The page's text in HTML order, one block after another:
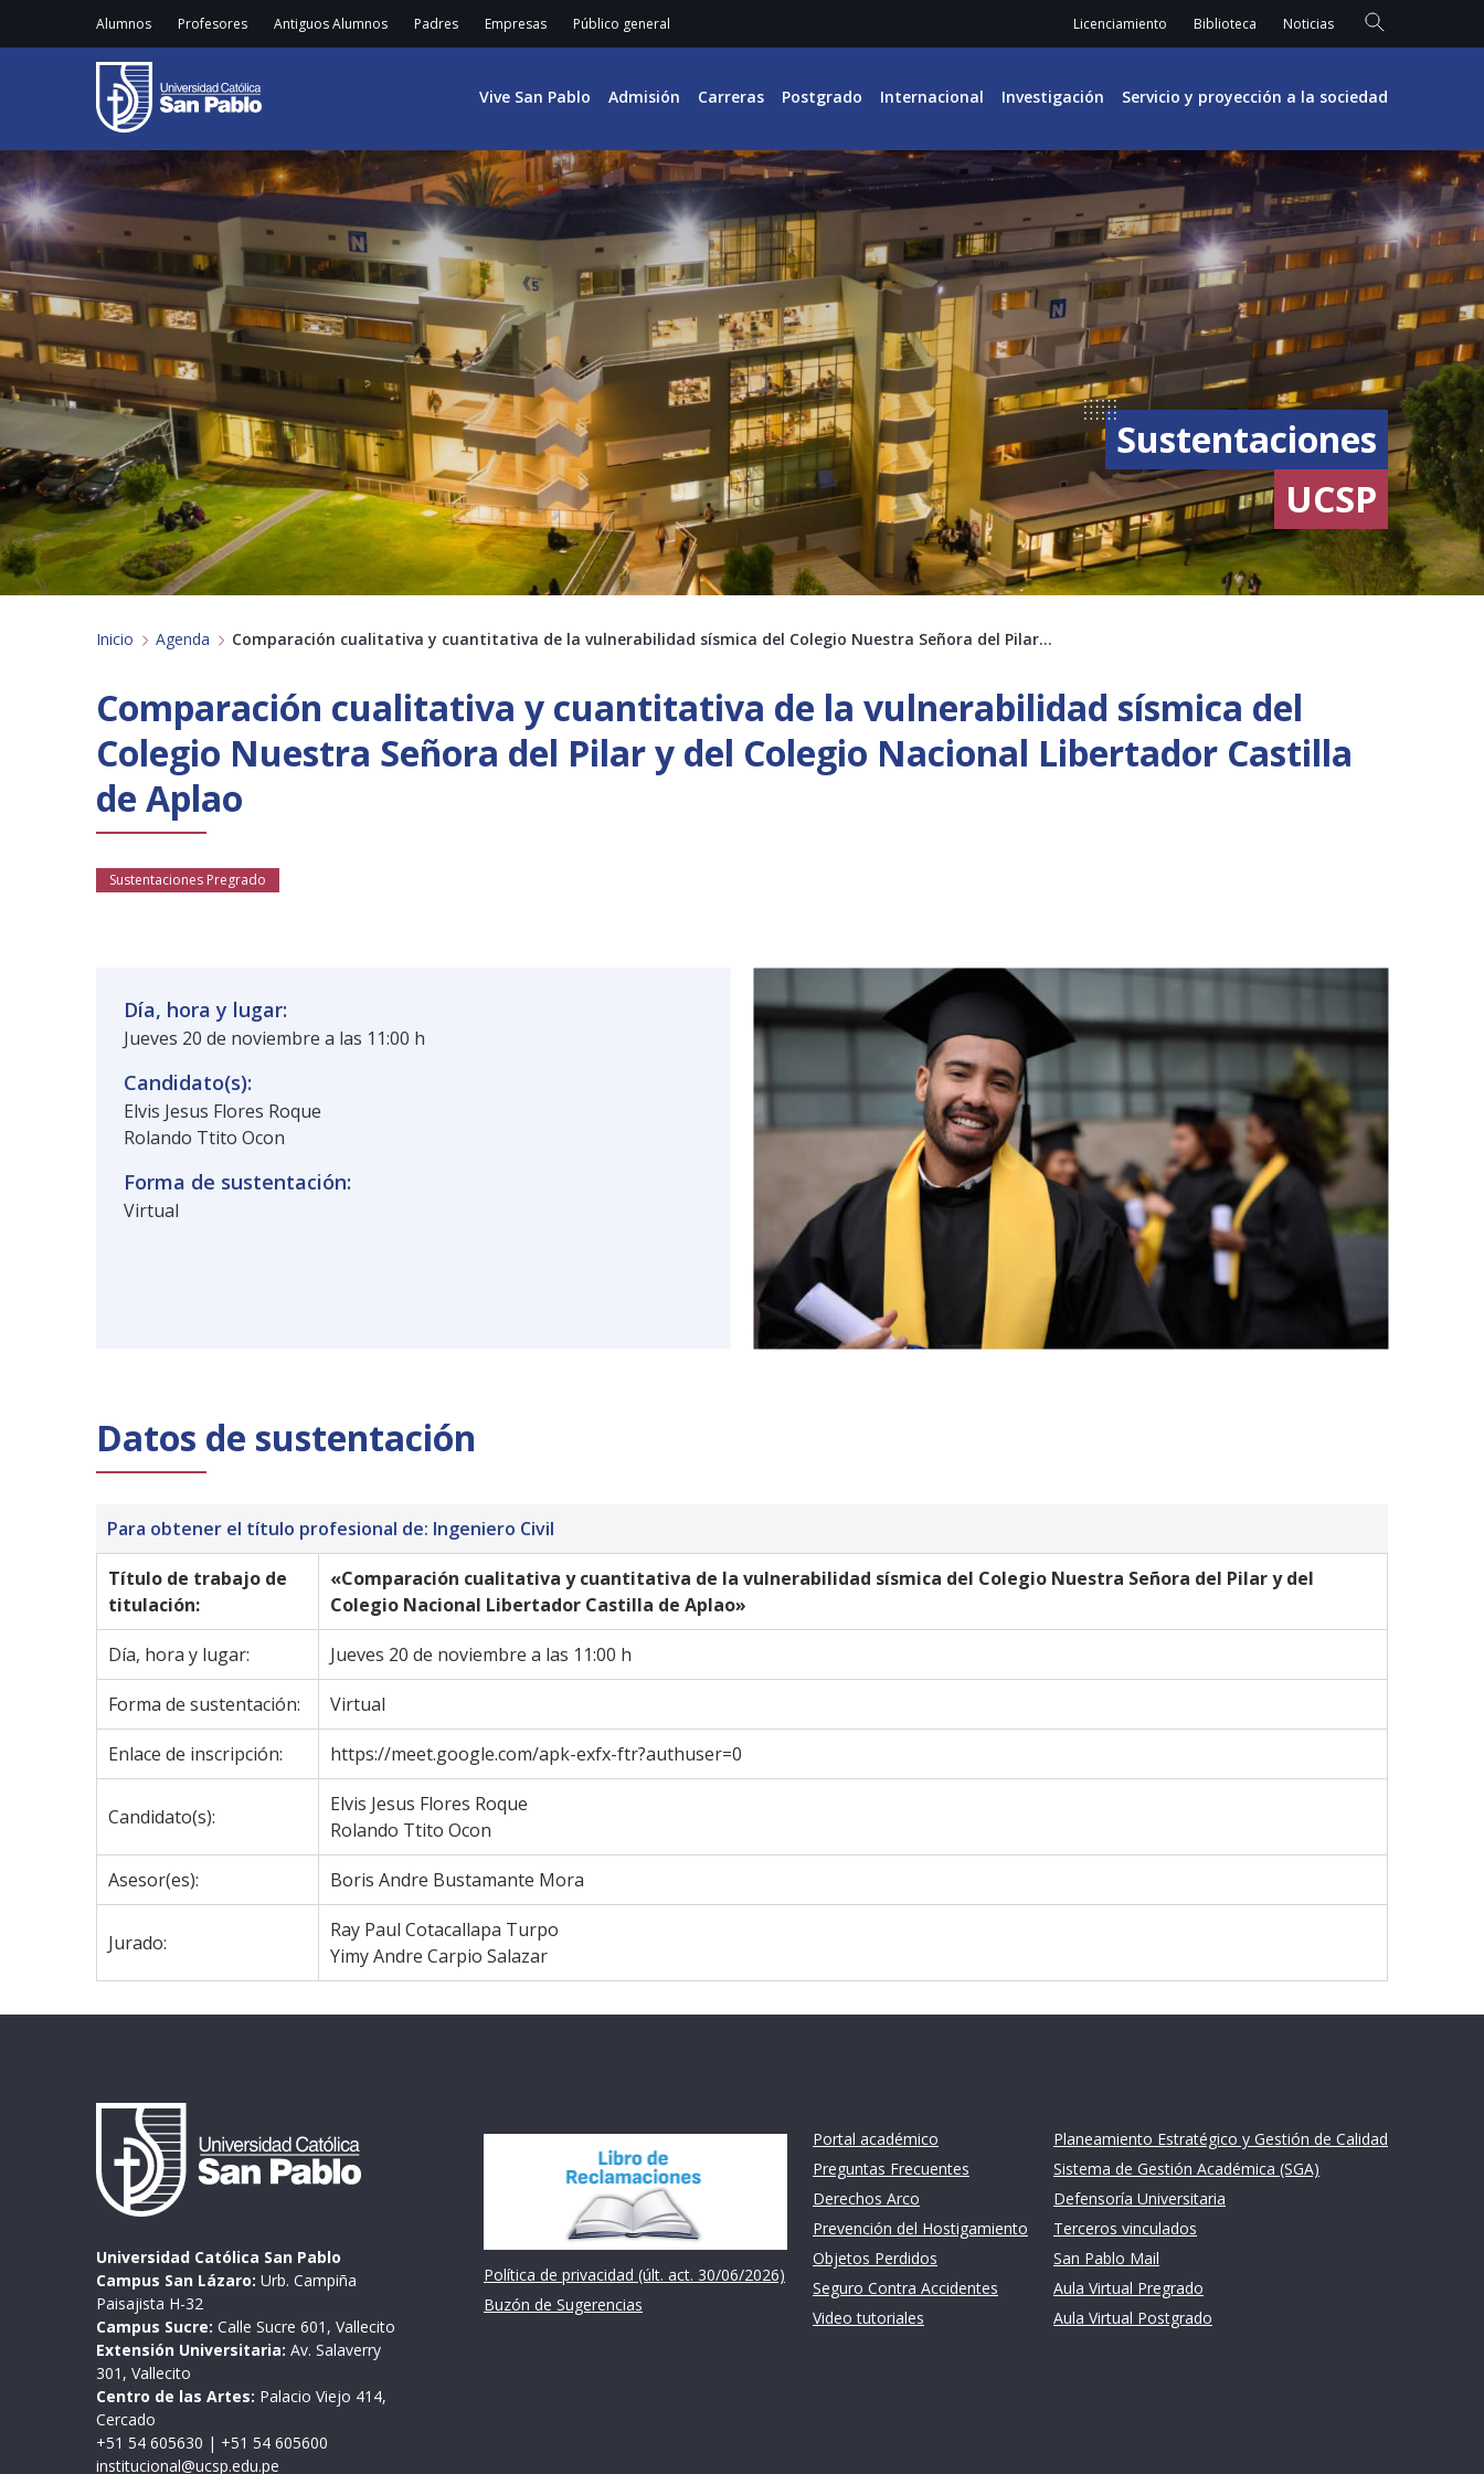
Alumnos Profesores Antiguos Alumnos Padres Empresas Público general Licenciamiento Biblioteca Noticias
Vive San Pablo Admisión Carreras Postgrado Internacional Investigación Servicio y proyección a la sociedad
Sustentaciones
UCSP
Inicio Agenda Comparación cualitativa y cuantitativa de la vulnerabilidad sísmica del Colegio Nuestra Señora del Pilar…
Comparación cualitativa y cuantitativa de la vulnerabilidad sísmica del
Colegio Nuestra Señora del Pilar y del Colegio Nacional Libertador Castilla
de Aplao
Sustentaciones Pregrado
Día, hora y lugar:
Jueves 20 de noviembre a las 11:00 h
Candidato(s):
Elvis Jesus Flores Roque
Rolando Ttito Ocon
Forma de sustentación:
Virtual
Datos de sustentación
Para obtener el título profesional de: Ingeniero Civil
Título de trabajo de
titulación:
«Comparación cualitativa y cuantitativa de la vulnerabilidad sísmica del Colegio Nuestra Señora del Pilar y del
Colegio Nacional Libertador Castilla de Aplao»
Día, hora y lugar: Jueves 20 de noviembre a las 11:00 h
Forma de sustentación: Virtual
Enlace de inscripción: https://meet.google.com/apk-exfx-ftr?authuser=0
Candidato(s):
Elvis Jesus Flores Roque
Rolando Ttito Ocon
Asesor(es): Boris Andre Bustamante Mora
Jurado:
Ray Paul Cotacallapa Turpo
Yimy Andre Carpio Salazar
Universidad Católica San Pablo
Campus San Lázaro: Urb. Campiña
Paisajista H-32
Campus Sucre: Calle Sucre 601, Vallecito
Extensión Universitaria: Av. Salaverry
301, Vallecito
Centro de las Artes: Palacio Viejo 414,
Cercado
+51 54 605630 | +51 54 605600
institucional@ucsp.edu.pe
Política de privacidad (últ. act. 30/06/2026)
Buzón de Sugerencias
Portal académico
Preguntas Frecuentes
Derechos Arco
Prevención del Hostigamiento
Objetos Perdidos
Seguro Contra Accidentes
Video tutoriales
Planeamiento Estratégico y Gestión de Calidad
Sistema de Gestión Académica (SGA)
Defensoría Universitaria
Terceros vinculados
San Pablo Mail
Aula Virtual Pregrado
Aula Virtual Postgrado